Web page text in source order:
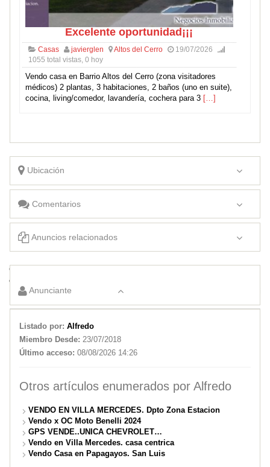
Excelente oportunidad¡¡¡
Casas javierglen Altos del Cerro
19/07/2026
1055 total vistas, 0 hoy
Vendo casa en Barrio Altos del Cerro (zona visitadores
médicos) 2 plantas, 3 habitaciones, 2 baños (uno en suite),
cocina, living/comedor, lavandería, cochera para 3 […]
Ubicación
Comentarios
Anuncios relacionados
Casa en venta en el casco urbano de El Trapiche, San Luis. A una
cuadra del río.
Anunciante
Listado por: Alfredo
Miembro Desde: 23/07/2018
Último acceso: 08/08/2026 14:26
Otros artículos enumerados por Alfredo
VENDO EN VILLA MERCEDES. Dpto Zona Estacion
Vendo x OC Moto Benelli 2024
GPS VENDE..UNICA CHEVROLET…
Vendo en Villa Mercedes. casa centrica
Vendo Casa en Papagayos. San Luis